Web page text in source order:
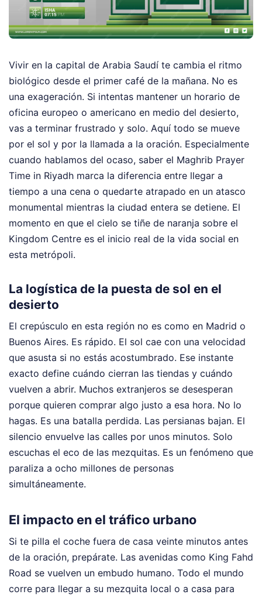
Vivir en la capital de Arabia Saudí te cambia el ritmo
biológico desde el primer café de la mañana. No es
una exageración. Si intentas mantener un horario de
oficina europeo o americano en medio del desierto,
vas a terminar frustrado y solo. Aquí todo se mueve
por el sol y por la llamada a la oración. Especialmente
cuando hablamos del ocaso, saber el Maghrib Prayer
Time in Riyadh marca la diferencia entre llegar a
tiempo a una cena o quedarte atrapado en un atasco
monumental mientras la ciudad entera se detiene. El
momento en que el cielo se tiñe de naranja sobre el
Kingdom Centre es el inicio real de la vida social en
esta metrópoli.
La logística de la puesta de sol en el
desierto
El crepúsculo en esta región no es como en Madrid o
Buenos Aires. Es rápido. El sol cae con una velocidad
que asusta si no estás acostumbrado. Ese instante
exacto define cuándo cierran las tiendas y cuándo
vuelven a abrir. Muchos extranjeros se desesperan
porque quieren comprar algo justo a esa hora. No lo
hagas. Es una batalla perdida. Las persianas bajan. El
silencio envuelve las calles por unos minutos. Solo
escuchas el eco de las mezquitas. Es un fenómeno que
paraliza a ocho millones de personas
simultáneamente.
El impacto en el tráfico urbano
Si te pilla el coche fuera de casa veinte minutos antes
de la oración, prepárate. Las avenidas como King Fahd
Road se vuelven un embudo humano. Todo el mundo
corre para llegar a su mezquita local o a casa para